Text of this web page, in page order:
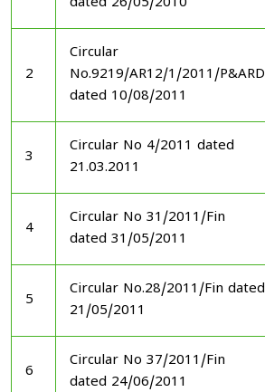
2
Circular
No.9219/AR12/1/2011/P&ARD
dated 10/08/2011
3
Circular No 4/2011 dated
21.03.2011
4
Circular No 31/2011/Fin
dated 31/05/2011
5
Circular No.28/2011/Fin dated
21/05/2011
6
Circular No 37/2011/Fin
dated 24/06/2011